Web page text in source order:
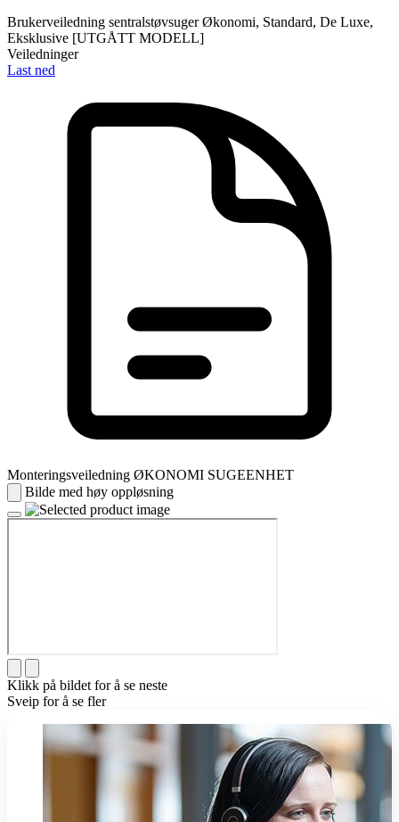
Brukerveiledning sentralstøvsuger Økonomi, Standard, De Luxe,
Eksklusive [UTGÅTT MODELL]
Veiledninger
Last ned
Monteringsveiledning ØKONOMI SUGEENHET
Bilde med høy oppløsning
Klikk på bildet for å se neste
Sveip for å se fler